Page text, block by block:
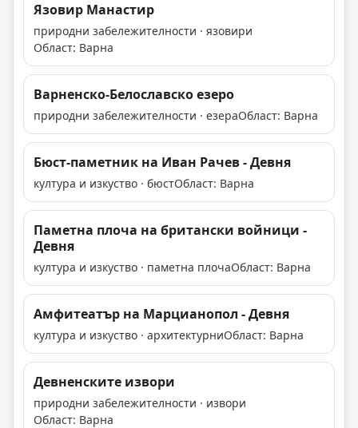
Язовир Манастир
природни забележителности · язовири
Област: Варна
Варненско-Белославско езеро
природни забележителности · езераОбласт: Варна
Бюст-паметник на Иван Рачев - Девня
култура и изкуство · бюстОбласт: Варна
Паметна плоча на британски войници -
Девня
култура и изкуство · паметна плочаОбласт: Варна
Амфитеатър на Марцианопол - Девня
култура и изкуство · архитектурниОбласт: Варна
Девненските извори
природни забележителности · извори
Област: Варна